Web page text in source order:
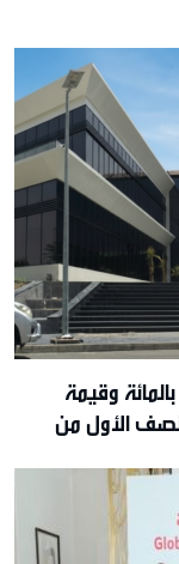
المؤشر العام لبورصة مسقط يرتفع 66.8 بالمائة وقيمة
النصف الأول من